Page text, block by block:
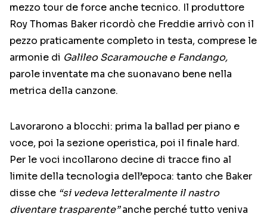
mezzo tour de force anche tecnico. Il produttore
Roy Thomas Baker ricordò che Freddie arrivò con il
pezzo praticamente completo in testa, comprese le
armonie di Galileo Scaramouche e Fandango,
parole inventate ma che suonavano bene nella
metrica della canzone.
Lavorarono a blocchi: prima la ballad per piano e
voce, poi la sezione operistica, poi il finale hard.
Per le voci incollarono decine di tracce fino al
limite della tecnologia dell’epoca: tanto che Baker
disse che “si vedeva letteralmente il nastro
diventare trasparente”anche perché tutto veniva